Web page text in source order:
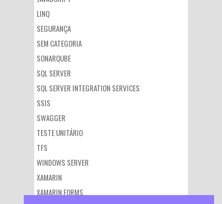
LINQ
SEGURANÇA
SEM CATEGORIA
SONARQUBE
SQL SERVER
SQL SERVER INTEGRATION SERVICES
SSIS
SWAGGER
TESTE UNITÁRIO
TFS
WINDOWS SERVER
XAMARIN
XAMARIN FORMS